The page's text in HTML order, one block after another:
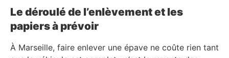
Le déroulé de l’enlèvement et les
papiers à prévoir
À Marseille, faire enlever une épave ne coûte rien tant